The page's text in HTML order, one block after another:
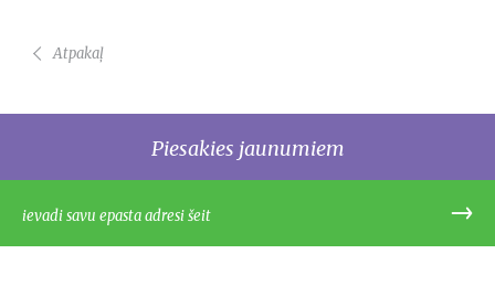
Atpakaļ
Piesakies jaunumiem